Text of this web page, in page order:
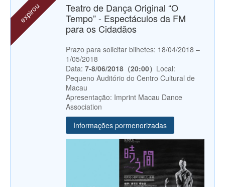
expirou
Teatro de Dança Original “O
Tempo” - Espectáculos da FM
para os Cidadãos
Prazo para solicitar bilhetes: 18/04/2018 –
1/05/2018
Data: 7-8/06/2018（20:00） Local:
Pequeno Auditório do Centro Cultural de
Macau
Apresentação: Imprint Macau Dance
Association
Informações pormenorizadas